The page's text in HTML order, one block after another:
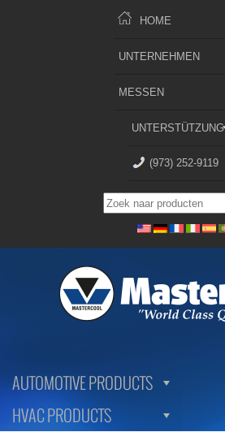
HOME
UNTERNEHMEN
MESSEN
UNTERSTÜTZUNG
(973) 252-9119
AUTOMOTIVE PRODUCTS
HVAC PRODUCTS